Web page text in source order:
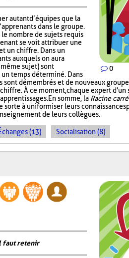
0
autant d’équipes que la
dans le groupe.
nombre de sujets requis
se voit attribuer une
un chiffre. Dans un
auxquels on aura
sujet) sont
temps déterminé. Dans
sont démembrés et de nouveaux
À ce moment, chaque expert
En somme, la Racine
sorte à uniformiser leurs connaissances
de leurs collègues.
(13) Socialisation (8)
faut retenir